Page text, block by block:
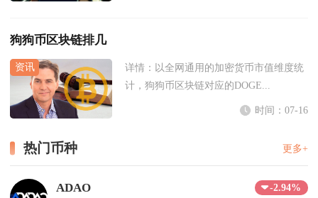
狗狗币区块链排几
详情： 以全网通用的加密货币市值维度统
计，狗狗币区块链对应的DOGE...
时间：07-16
热门币种 更多+
ADAO
-2.94%